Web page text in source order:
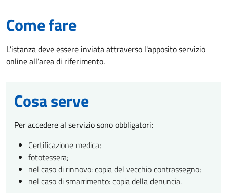
Come fare
L’istanza deve essere inviata attraverso l'apposito servizio
online all’area di riferimento.
Cosa serve
Per accedere al servizio sono obbligatori:
Certificazione medica;
fototessera;
nel caso di rinnovo: copia del vecchio contrassegno;
nel caso di smarrimento: copia della denuncia.